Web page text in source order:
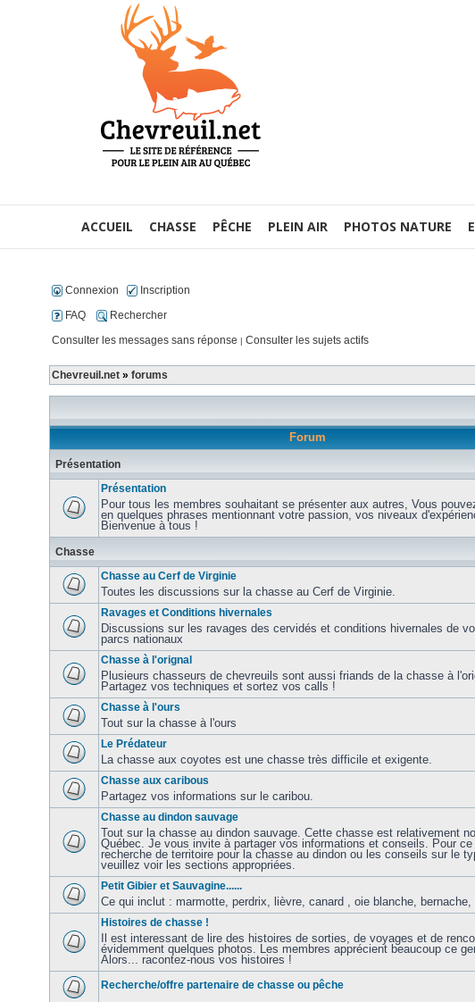
ACCUEIL CHASSE PÊCHE PLEIN AIR PHOTOS NATURE
Connexion
Inscription
FAQ
Rechercher
Consulter les messages sans réponse | Consulter les sujets actifs
Chevreuil.net » forums
Forum
Présentation
Présentation
Pour tous les membres souhaitant se présenter aux autres, Vous
en quelques phrases mentionnant votre passion, vos niveaux
Bienvenue à tous !
Chasse
Chasse au Cerf de Virginie
Toutes les discussions sur la chasse au Cerf de Virginie.
Ravages et Conditions hivernales
Discussions sur les ravages des cervidés et conditions hivernales de
parcs nationaux
Chasse à l'orignal
Plusieurs chasseurs de chevreuils sont aussi friands de la chasse à
Partagez vos techniques et sortez vos calls !
Chasse à l'ours
Tout sur la chasse à l'ours
Le Prédateur
La chasse aux coyotes est une chasse très difficile et exigente.
Chasse aux caribous
Partagez vos informations sur le caribou.
Chasse au dindon sauvage
Tout sur la chasse au dindon sauvage. Cette chasse est relativement
Québec. Je vous invite à partager vos informations et conseils. Pour
recherche de territoire pour la chasse au dindon ou les conseils sur le
veuillez voir les sections appropriées.
Petit Gibier et Sauvagine......
Ce qui inclut : marmotte, perdrix, lièvre, canard , oie blanche,
Histoires de chasse !
Il est interessant de lire des histoires de sorties, de voyages et de
évidemment quelques photos. Les membres apprécient beaucoup ce
Alors... racontez-nous vos histoires !
Recherche/offre partenaire de chasse ou pêche